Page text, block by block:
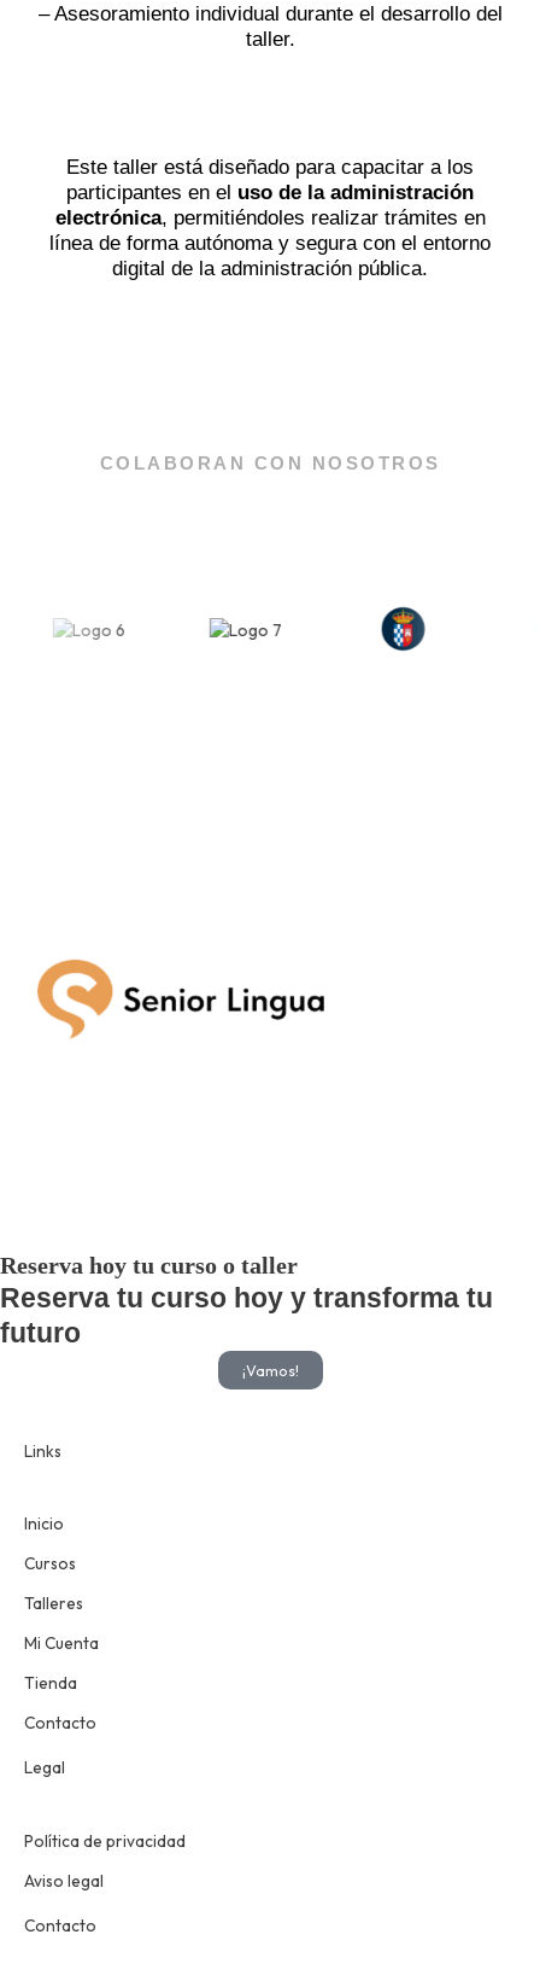
– Asesoramiento individual durante el desarrollo del
taller.
Este taller está diseñado para capacitar a los
participantes en el uso de la administración
electrónica, permitiéndoles realizar trámites en
línea de forma autónoma y segura con el entorno
digital de la administración pública.
COLABORAN CON NOSOTROS
Reserva hoy tu curso o taller
Reserva tu curso hoy y transforma tu
futuro
¡Vamos!
Links
Inicio
Cursos
Talleres
Mi Cuenta
Tienda
Contacto
Legal
Política de privacidad
Aviso legal
Contacto